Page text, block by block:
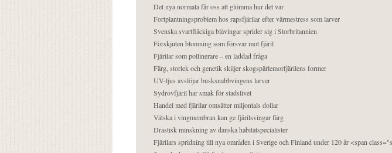
Det nya normala får oss att glömma hur det var
Fortplantningsproblem hos rapsfjärilar efter värmestress som larver
Svenska svartfläckiga blåvingar sprider sig i Storbritannien
Förskjuten blomning som försvar mot fjäril
Fjärilar som pollinerare – en laddad fråga
Färg, storlek och genetik skiljer skogspärlemorfjärilens former
UV-ljus avslöjar busksnabbvingens larver
Sydrovfjäril har smak för stadslivet
Handel med fjärilar omsätter miljontals dollar
Vätska i vingmembran kan ge fjärilsvingar färg
Drastisk minskning av danska habitatspecialister
Fjärilars spridning till nya områden i Sverige och Finland under 120 år <span